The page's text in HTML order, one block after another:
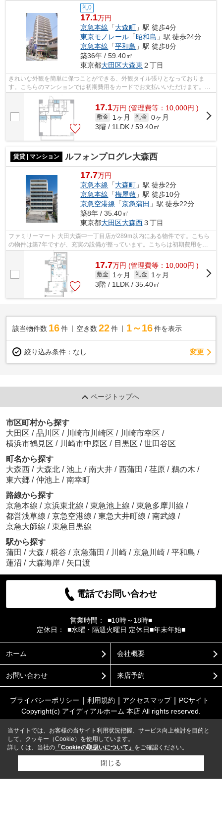
礼0
17.1万円
京急本線 「大森町 」駅 徒歩4分
東京モノレール 「昭和島 」駅 徒歩24分
京急本線 「平和島 」駅 徒歩8分
築36年 / 59.40㎡
東京都大田区大森東 ２丁目
きれいな外観を簡単に保つことができる、外観タイル張りとなっておりま
す。こちらのマンションでは初期費用をカードでお支払いいただけます。地
上13階建てのマンション。共用部には敷...
17.1万円 (管理費等：10,000円 )
敷金 1ヶ月 礼金 0ヶ月
3階 / 1LDK / 59.40㎡
賃貸 | マンション ルフォンプログレ大森西
17.7万円
京急本線 「大森町 」駅 徒歩2分
京急本線 「梅屋敷 」駅 徒歩10分
京急空港線 「京急蒲田 」駅 徒歩22分
築8年 / 35.40㎡
東京都大田区大森西３丁目
ファミリーマート 大田大森中一丁目店が289m以内にある物件です。こちら
の物件は築7年ですが、充実の設備が整っています。こちらは初期費用をカ
ードでお支払いいただける物件です。共...
17.7万円 (管理費等：10,000円 )
敷金 1ヶ月 礼金
1ヶ月
3階 / 1LDK / 35.40㎡
該当物件数 16件 空き数 22 件 1～16 件を表示
絞り込み条件： なし 変更
ページトップへ
市区町村から探す
大田区 / 品川区 / 川崎市川崎区 / 川崎市幸区 /
横浜市鶴見区 / 川崎市中原区 / 目黒区 / 世田谷区
町名から探す
大森西 / 大森北 / 池上 / 南大井 / 西蒲田 / 荏原 / 鵜の木 /
東六郷 / 仲池上 / 南幸町
路線から探す
京急本線 / 京浜東北線 / 東急池上線 / 東急多摩川線 /
都営浅草線 / 京急空港線 / 東急大井町線 / 南武線 /
京急大師線 / 東急目黒線
駅から探す
蒲田 / 大森 / 糀谷 / 京急蒲田 / 川崎 / 京急川崎 / 平和島 /
蓮沼 / 大森海岸 / 矢口渡
電話でお問い合わせ
営業時間：
■10時～18時■
定休日：
■水曜・隔週火曜日 定休日■年末年始■
ホーム 会社概要
お問い合わせ 来店予約
プライバシーポリシー 利用規約 アクセスマップ
PCサイト
Copyright(c) アイディアルホーム 本店 All rights reserved.
当サイトでは、お客様の当サイト利用状況把握、サービス向上検討を目的と
して、クッキー（Cookie）を使用しています。
詳しくは、当社の 「Cookieの取扱いについて」 をご確認ください。
閉じる